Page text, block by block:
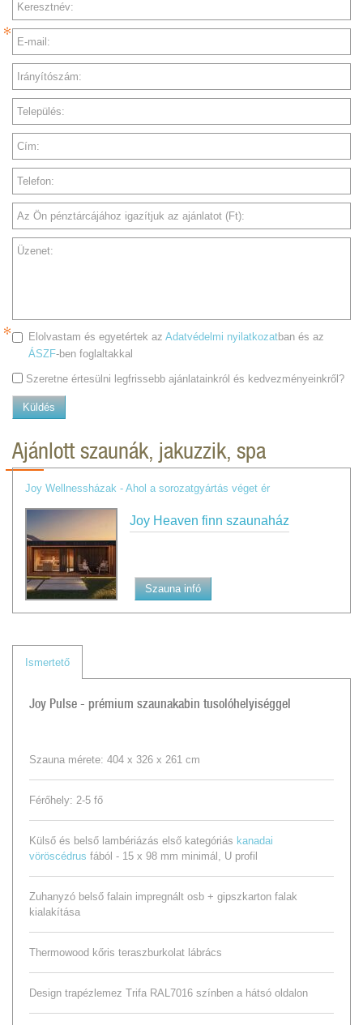
Keresztnév:
E-mail:
Irányítószám:
Település:
Cím:
Telefon:
Az Ön pénztárcájához igazítjuk az ajánlatot (Ft):
Üzenet:
Elolvastam és egyetértek az Adatvédelmi nyilatkozatban és az
ÁSZF-ben foglaltakkal
Szeretne értesülni legfrissebb ajánlatainkról és kedvezményeinkről?
Küldés
Ajánlott szaunák, jakuzzik, spa
Joy Wellnessházak - Ahol a sorozatgyártás véget ér
Joy Heaven finn szaunaház
Szauna infó
Ismertető
Joy Pulse - prémium szaunakabin tusolóhelyiséggel
Szauna mérete: 404 x 326 x 261 cm
Férőhely: 2-5 fő
Külső és belső lambériázás első kategóriás kanadai
vöröscédrus fából - 15 x 98 mm minimál, U profil
Zuhanyzó belső falain impregnált osb + gipszkarton falak
kialakítása
Thermowood kőris teraszburkolat lábrács
Design trapézlemez Trifa RAL7016 színben a hátsó oldalon